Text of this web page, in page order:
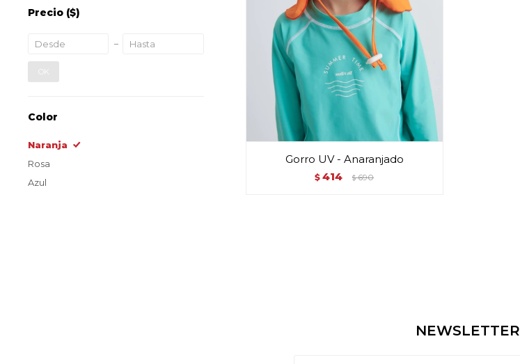
Gorro UV - Anaranjado
$ 414 $ 690
Precio ($)
OK
Color
Naranja
Rosa
Azul
NEWSLETTER